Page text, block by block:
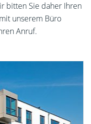
bitten Sie daher Ihren
unserem Büro
Anruf.